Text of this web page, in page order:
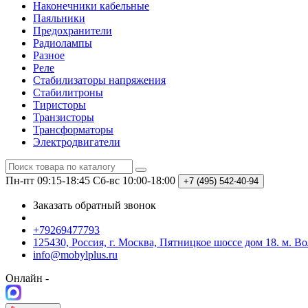
Наконечники кабельные
Паяльники
Предохранители
Радиолампы
Разное
Реле
Стабилизаторы напряжения
Стабилитроны
Тиристоры
Транзисторы
Трансформаторы
Электродвигатели
Пн-пт 09:15-18:45 Сб-вс 10:00-18:00 +7 (495) 542-40-94
Заказать обратный звонок
+79269477793
125430, Россия, г. Москва, Пятницкое шоссе дом 18. м.
info@mobylplus.ru
Онлайн -